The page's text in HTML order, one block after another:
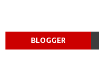
BLOGGER